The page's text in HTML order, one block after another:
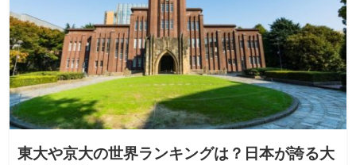
東大や京大の世界ランキングは？日本が誇る大